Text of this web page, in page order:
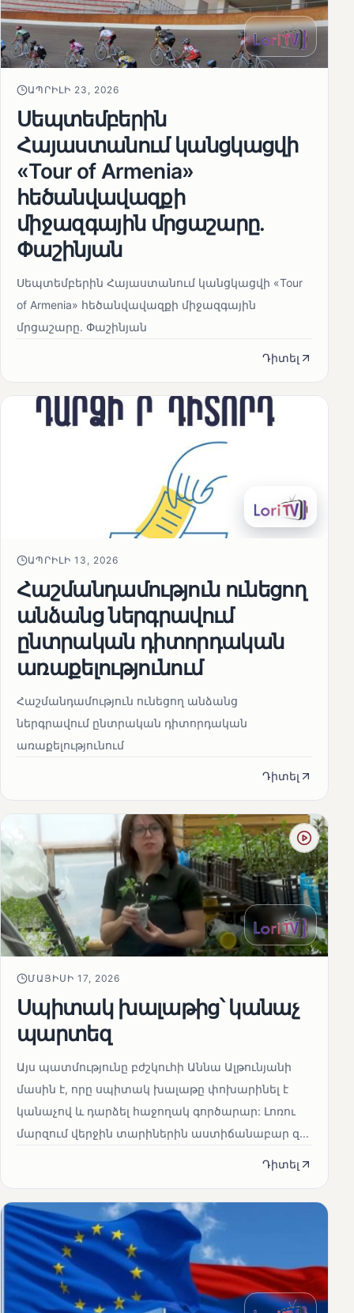
ԱՊՐԻԼԻ 23, 2026
Սեպտեմբերին
Հայաստանում կանցկացվի
«Tour of Armenia»
հեծանվավազքի
միջազգային մրցաշարը.
Փաշինյան
Սեպտեմբերին Հայաստանում կանցկացվի «Tour
of Armenia» հեծանվավազքի միջազգային
մրցաշարը. Փաշինյան
Դիտել
ԱՊՐԻԼԻ 13, 2026
Հաշմանդամություն ունեցող
անձանց ներգրավում
ընտրական դիտորդական
առաքելությունում
Հաշմանդամություն ունեցող անձանց
ներգրավում ընտրական դիտորդական
առաքելությունում
Դիտել
ՄԱՅԻՍԻ 17, 2026
Սպիտակ խալաթից՝ կանաչ
պարտեզ
Այս պատմությունը բժշկուհի Աննա Ալթունյանի
մասին է, որը սպիտակ խալաթը փոխարինել է
կանաչով և դարձել հաջողակ գործարար: Լոռու
մարզում վերջին տարիներին աստիճանաբար զ...
Դիտել